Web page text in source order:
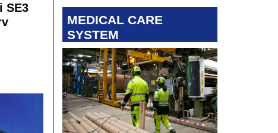
SE3
MEDICAL CARE
SYSTEM